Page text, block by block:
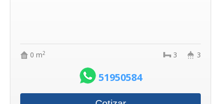
0 m2 3
3
51950584